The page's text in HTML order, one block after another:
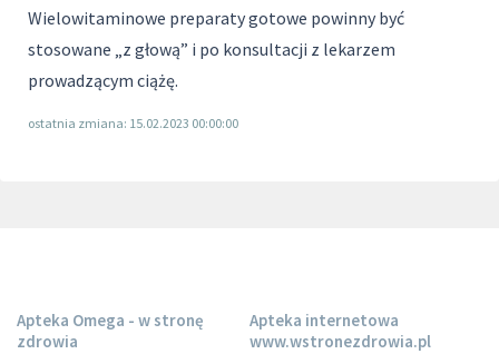
Wielowitaminowe preparaty gotowe powinny być
stosowane „z głową” i po konsultacji z lekarzem
prowadzącym ciążę.
ostatnia zmiana: 15.02.2023 00:00:00
Apteka Omega - w stronę
zdrowia
Apteka internetowa
www.wstronezdrowia.pl